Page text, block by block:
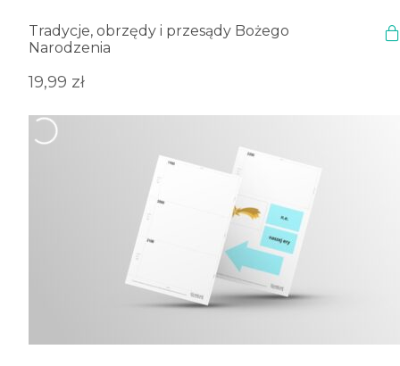
Tradycje, obrzędy i przesądy Bożego
Narodzenia
19,99 zł